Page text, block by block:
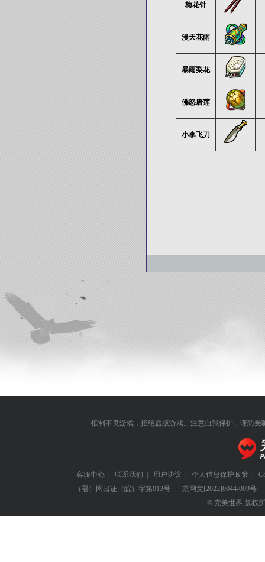
梅花针
漫天花雨
暴雨梨花
佛怒唐莲
小李飞刀
抵制不良游戏，拒绝盗版游戏。注意自我保护，谨防受
客服中心 | 联系我们 | 用户协议 | 个人信息保护政策 |
（署）网出证（皖）字第013号
京网文[2022]0044-009号
© 完美世界 版权所